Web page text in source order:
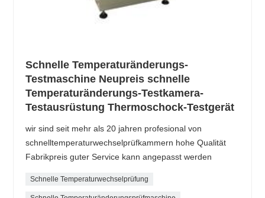
Schnelle Temperaturänderungs-
Testmaschine Neupreis schnelle
Temperaturänderungs-Testkamera-
Testausrüstung Thermoschock-Testgerät
wir sind seit mehr als 20 jahren profesional von
schnelltemperaturwechselprüfkammern hohe Qualität
Fabrikpreis guter Service kann angepasst werden
Schnelle Temperaturwechselprüfung